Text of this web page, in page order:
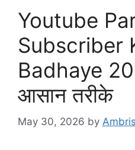
Youtube
Subscriber
Badhaye
आसान तरीके
May 30, 2026 by